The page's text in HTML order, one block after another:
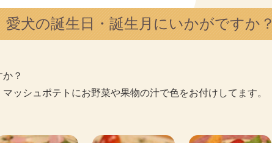
犬の誕生日・誕生月にいかがですか？
？
ッシュポテトにお野菜や果物の汁で色をお付けしてます。